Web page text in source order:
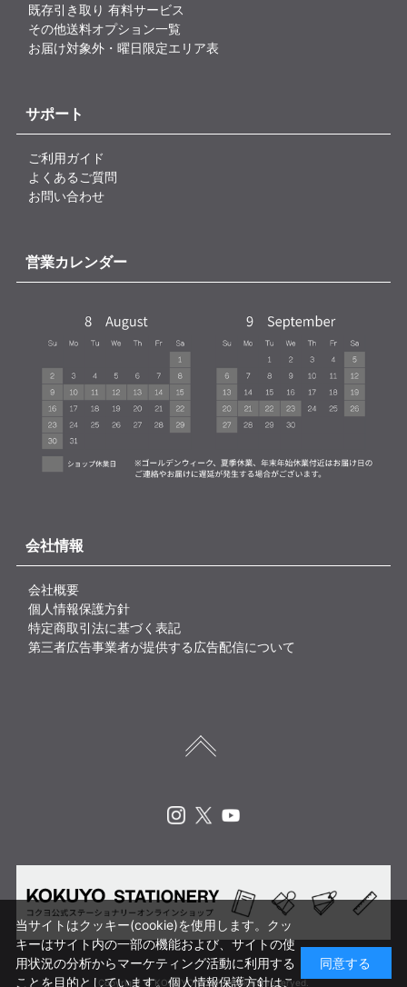
既存引き取り 有料サービス
その他送料オプション一覧
お届け対象外・曜日限定エリア表
サポート
ご利用ガイド
よくあるご質問
お問い合わせ
営業カレンダー
会社情報
会社概要
個人情報保護方針
特定商取引法に基づく表記
第三者広告事業者が提供する広告配信について
Copyright © KOKUYO CORP. All rights reserved.
当サイトはクッキー(cookie)を使用します。クッ
キーはサイト内の一部の機能および、サイトの使
用状況の分析からマーケティング活動に利用する
ことを目的としています。個人情報保護方針はこ
同意する